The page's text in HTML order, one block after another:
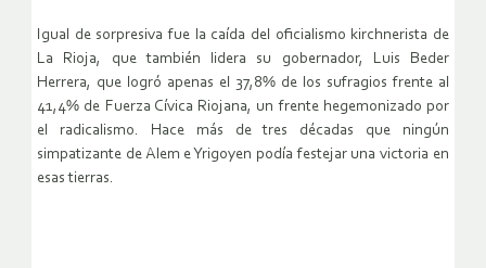
Igual de sorpresiva fue la caída del oficialismo kirchnerista de
La Rioja, que también lidera su gobernador, Luis Beder
Herrera, que logró apenas el 37,8% de los sufragios frente al
41,4% de Fuerza Cívica Riojana, un frente hegemonizado por
el radicalismo. Hace más de tres décadas que ningún
simpatizante de Alem e Yrigoyen podía festejar una victoria en
esas tierras.